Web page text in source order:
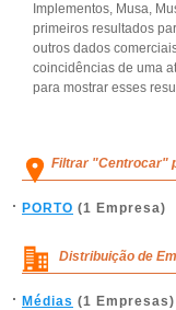
Implementos, Musa,
primeiros resultados
outros dados
coincidências de uma
para mostrar esses
Filtrar "Centrocar"
PORTO (1 Empresa)
Distribuição de
Médias (1 Empresas)